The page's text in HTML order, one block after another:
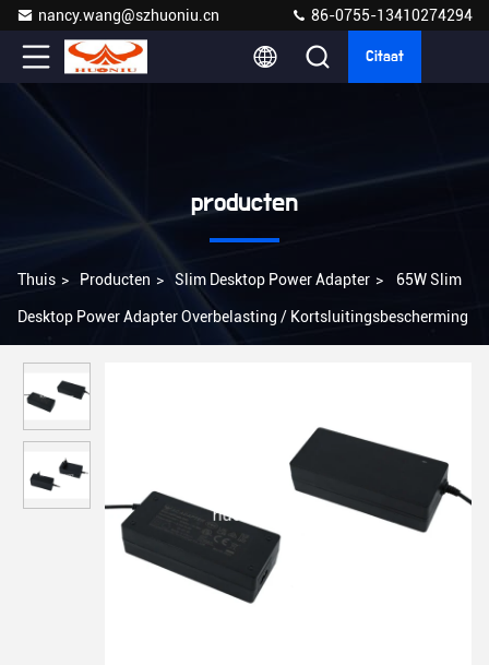
nancy.wang@szhuoniu.cn 86-0755-13410274294
Citaat
producten
Thuis > Producten > Slim Desktop Power Adapter > 65W Slim
Desktop Power Adapter Overbelasting / Kortsluitingsbescherming